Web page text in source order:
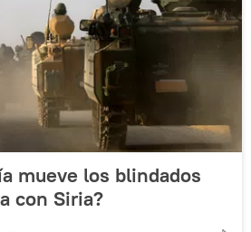
mueve los blindados
con Siria?